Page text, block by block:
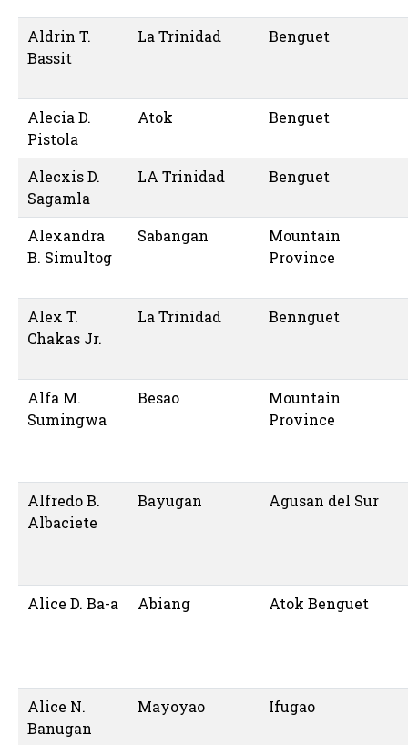
Aldrin T.
Bassit
La Trinidad Benguet
Alecia D.
Pistola
Atok Benguet
Alecxis D.
Sagamla
LA Trinidad Benguet
Alexandra
B. Simultog
Sabangan
Mountain
Province
Alex T.
Chakas Jr.
La Trinidad Bennguet
Alfa M.
Sumingwa
Besao
Mountain
Province
Alfredo B.
Albaciete
Bayugan Agusan del Sur
Alice D. Ba-a Abiang Atok Benguet
Alice N.
Banugan
Mayoyao Ifugao